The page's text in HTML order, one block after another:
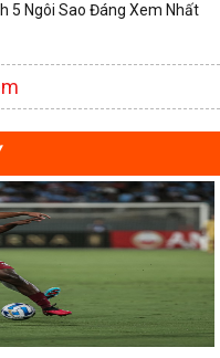
5 Ngôi Sao Đáng Xem Nhất